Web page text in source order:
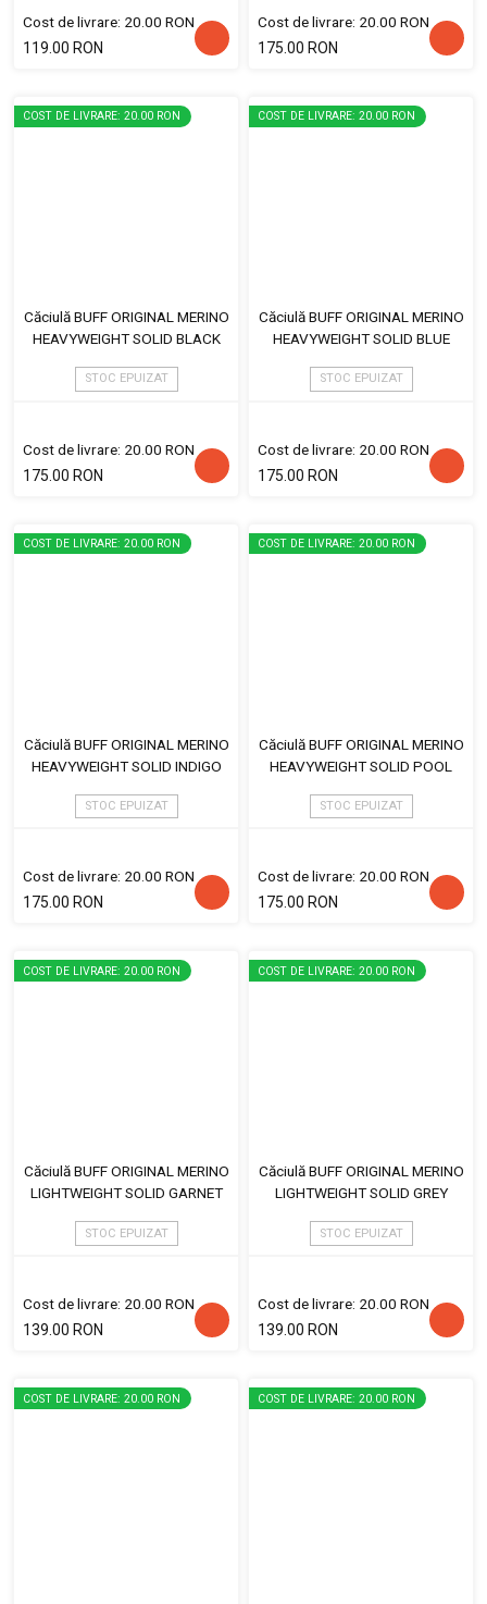
Cost de livrare: 20.00 RON
119.00 RON
Cost de livrare: 20.00 RON
175.00 RON
COST DE LIVRARE: 20.00 RON
Căciulă BUFF ORIGINAL MERINO
HEAVYWEIGHT SOLID BLACK
STOC EPUIZAT
Cost de livrare: 20.00 RON
175.00 RON
COST DE LIVRARE: 20.00 RON
Căciulă BUFF ORIGINAL MERINO
HEAVYWEIGHT SOLID BLUE
STOC EPUIZAT
Cost de livrare: 20.00 RON
175.00 RON
COST DE LIVRARE: 20.00 RON
Căciulă BUFF ORIGINAL MERINO
HEAVYWEIGHT SOLID INDIGO
STOC EPUIZAT
Cost de livrare: 20.00 RON
175.00 RON
COST DE LIVRARE: 20.00 RON
Căciulă BUFF ORIGINAL MERINO
HEAVYWEIGHT SOLID POOL
STOC EPUIZAT
Cost de livrare: 20.00 RON
175.00 RON
COST DE LIVRARE: 20.00 RON
Căciulă BUFF ORIGINAL MERINO
LIGHTWEIGHT SOLID GARNET
STOC EPUIZAT
Cost de livrare: 20.00 RON
139.00 RON
COST DE LIVRARE: 20.00 RON
Căciulă BUFF ORIGINAL MERINO
LIGHTWEIGHT SOLID GREY
STOC EPUIZAT
Cost de livrare: 20.00 RON
139.00 RON
COST DE LIVRARE: 20.00 RON COST DE LIVRARE: 20.00 RON